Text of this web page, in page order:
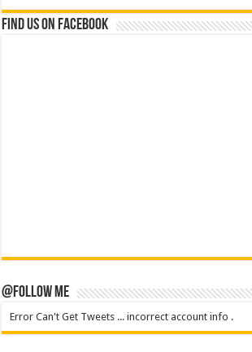
Find us on Facebook
@Follow Me
Error Can't Get Tweets ... incorrect account info .